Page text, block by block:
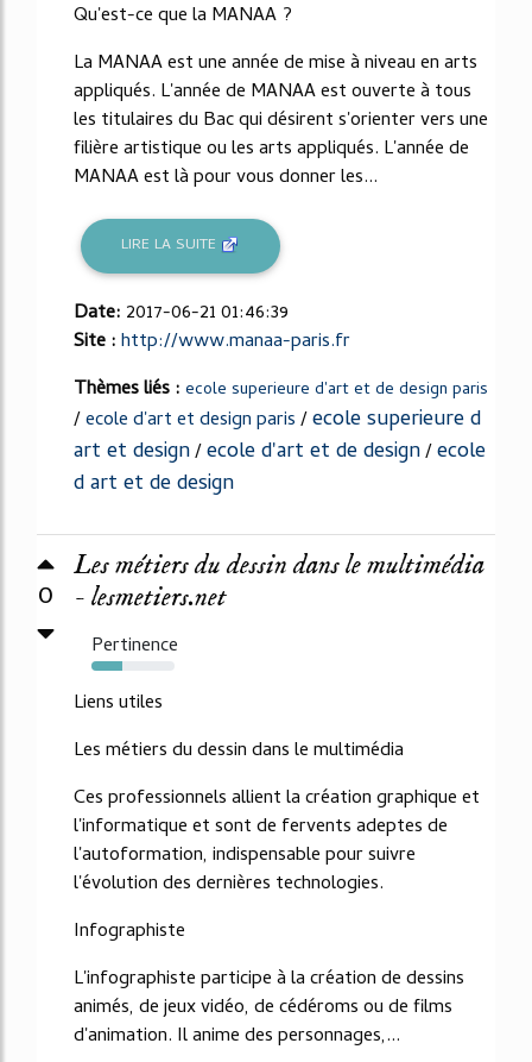
Qu'est-ce que la MANAA ?
La MANAA est une année de mise à niveau en arts
appliqués. L'année de MANAA est ouverte à tous
les titulaires du Bac qui désirent s'orienter vers une
filière artistique ou les arts appliqués. L'année de
MANAA est là pour vous donner les...
LIRE LA SUITE
Date: 2017-06-21 01:46:39
Site :http://www.manaa-paris.fr
Thèmes liés : ecole superieure d'art et de design paris
/ecole d'art et design paris/ecole superieure d
art et design/ecole d'art et de design/ecole
d art et de design
0
Les métiers du dessin dans le multimédia
- lesmetiers.net
Pertinence
37%
Liens utiles
Les métiers du dessin dans le multimédia
Ces professionnels allient la création graphique et
l'informatique et sont de fervents adeptes de
l'autoformation, indispensable pour suivre
l'évolution des dernières technologies.
Infographiste
L'infographiste participe à la création de dessins
animés, de jeux vidéo, de cédéroms ou de films
d'animation. Il anime des personnages,...